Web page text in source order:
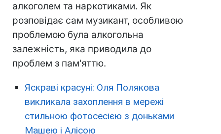
алкоголем та наркотиками. Як
розповідає сам музикант, особливою
проблемою була алкогольна
залежність, яка приводила до
проблем з пам'яттю.
Яскраві красуні: Оля Полякова
викликала захоплення в мережі
стильною фотосесією з доньками
Машею і Алісою